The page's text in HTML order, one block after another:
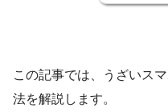
この記事では、うざいス
法を解説します。